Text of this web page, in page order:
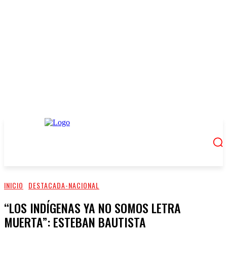
INICIO DESTACADA-NACIONAL
“LOS INDÍGENAS YA NO SOMOS LETRA
MUERTA”: ESTEBAN BAUTISTA